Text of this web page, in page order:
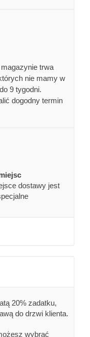
trwa
nie mamy w
9 tygodni.
dogodny termin
dostawy jest
20% zadatku,
do drzwi klienta.
wybrać